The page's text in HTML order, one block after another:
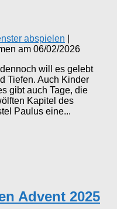
abspielen
am 06/02/2026
will es gelebt
Tiefen. Auch Kinder
gibt auch Tage, die
Kapitel des
Paulus eine...
Advent 2025